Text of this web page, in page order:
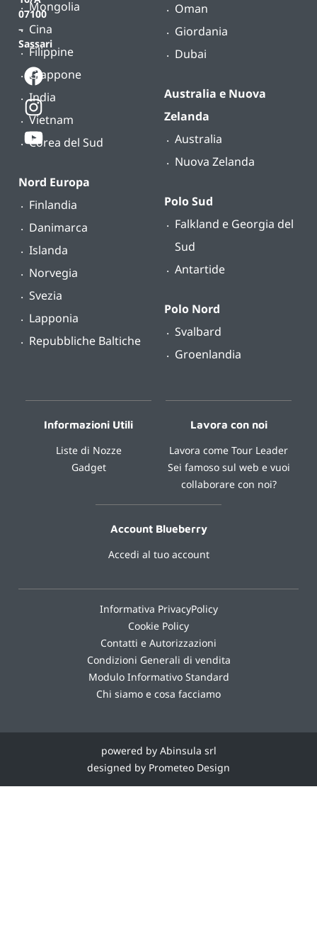
07100
–
Sassari
Mongolia
Cina
Filippine
Giappone
India
Vietnam
Corea del Sud
Nord Europa
Finlandia
Danimarca
Islanda
Norvegia
Svezia
Lapponia
Repubbliche Baltiche
Oman
Giordania
Dubai
Australia e Nuova
Zelanda
Australia
Nuova Zelanda
Polo Sud
Falkland e Georgia del
Sud
Antartide
Polo Nord
Svalbard
Groenlandia
Informazioni Utili
Liste di Nozze
Gadget
Lavora con noi
Lavora come Tour Leader
Sei famoso sul web e vuoi
collaborare con noi?
Account Blueberry
Accedi al tuo account
Informativa PrivacyPolicy
Cookie Policy
Contatti e Autorizzazioni
Condizioni Generali di vendita
Modulo Informativo Standard
Chi siamo e cosa facciamo
powered by Abinsula srl
designed by Prometeo Design